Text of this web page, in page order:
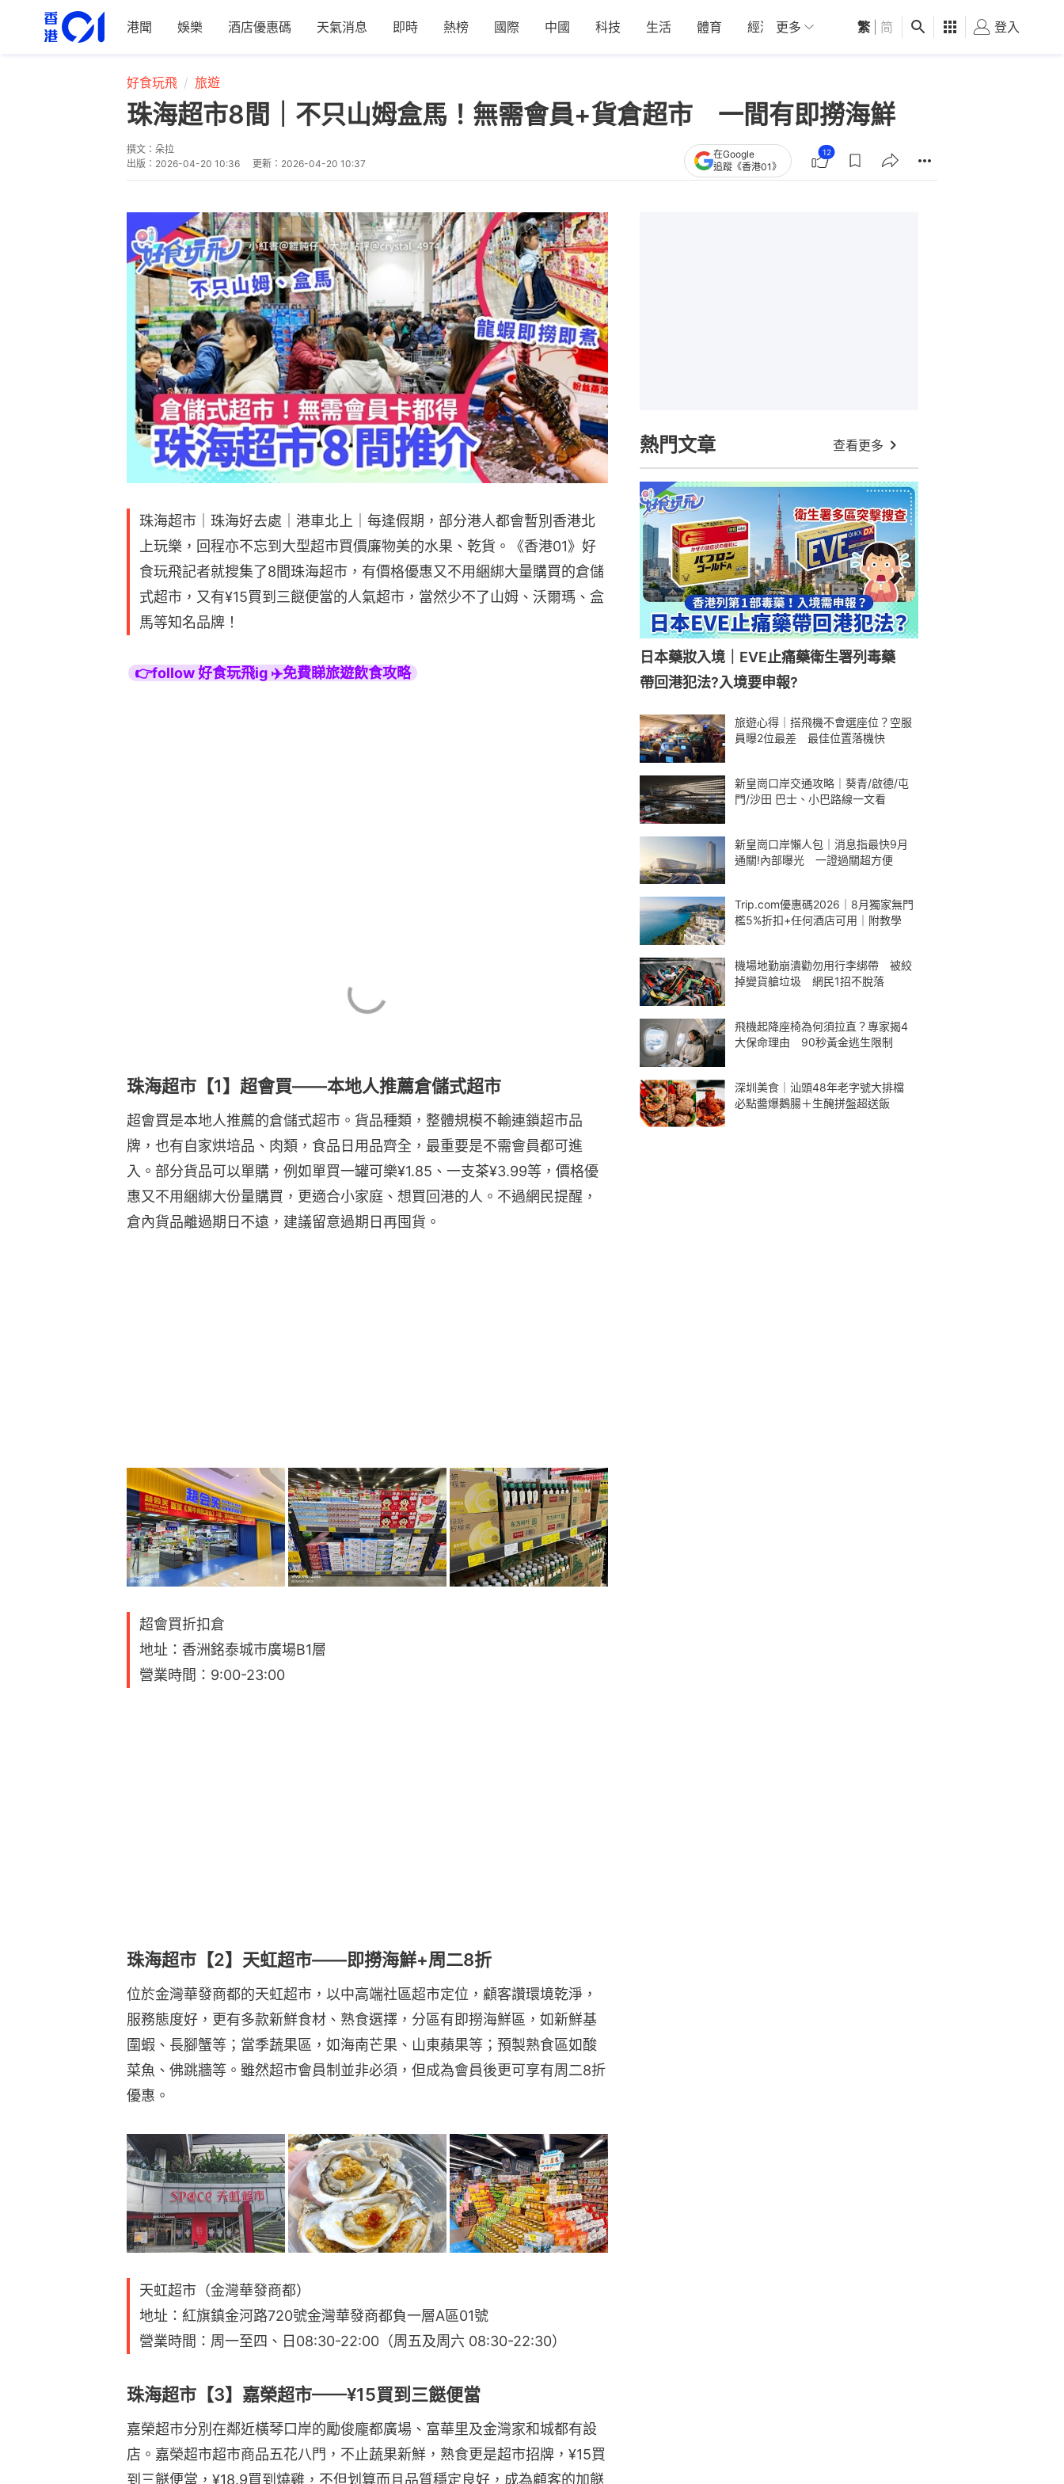
港聞 娛樂 酒店優惠碼 天氣消息 即時 熱榜 國際 中國 科技 生活 體育 經濟 01深圳 觀點 健康 好食玩飛
更多 繁 简 登入
好食玩飛 旅遊
珠海超市8間｜不只山姆盒馬！無需會員+貨倉超市 一間有即撈海鮮
撰文： 朵拉
出版： 2026-04-20 10:36 更新： 2026-04-20 10:37
在Google
追蹤《香港01》
12
珠海超市｜珠海好去處｜港車北上｜每逢假期，部分港人都會暫別香港北
上玩樂，回程亦不忘到大型超市買價廉物美的水果、乾貨。《香港01》好
食玩飛記者就搜集了8間珠海超市，有價格優惠又不用綑綁大量購買的倉儲
式超市，又有¥15買到三餸便當的人氣超市，當然少不了山姆、沃爾瑪、盒
馬等知名品牌！
👉follow 好食玩飛ig ✈️免費睇旅遊飲食攻略
珠海超市【1】超會買——本地人推薦倉儲式超市
超會買是本地人推薦的倉儲式超市。貨品種類，整體規模不輸連鎖超市品
牌，也有自家烘培品、肉類，食品日用品齊全，最重要是不需會員都可進
入。部分貨品可以單購，例如單買一罐可樂¥1.85、一支茶¥3.99等，價格優
惠又不用綑綁大份量購買，更適合小家庭、想買回港的人。不過網民提醒，
倉內貨品離過期日不遠，建議留意過期日再囤貨。
超會買折扣倉
地址：香洲銘泰城市廣場B1層
營業時間：9:00-23:00
珠海超市【2】天虹超市——即撈海鮮+周二8折
位於金灣華發商都的天虹超市，以中高端社區超市定位，顧客讚環境乾淨，
服務態度好，更有多款新鮮食材、熟食選擇，分區有即撈海鮮區，如新鮮基
圍蝦、長腳蟹等；當季蔬果區，如海南芒果、山東蘋果等；預製熟食區如酸
菜魚、佛跳牆等。雖然超市會員制並非必須，但成為會員後更可享有周二8折
優惠。
天虹超市（金灣華發商都）
地址：紅旗鎮金河路720號金灣華發商都負一層A區01號
營業時間：周一至四、日08:30-22:00（周五及周六 08:30-22:30）
珠海超市【3】嘉榮超市——¥15買到三餸便當
嘉榮超市分別在鄰近橫琴口岸的勵俊龐都廣場、富華里及金灣家和城都有設
店。嘉榮超市超市商品五花八門，不止蔬果新鮮，熟食更是超市招牌，¥15買
到三餸便當，¥18.9買到燒雞，不但划算而且品質穩定良好，成為顧客的加餸
熱門文章 查看更多
日本藥妝入境｜EVE止痛藥衛生署列毒藥
帶回港犯法?入境要申報?
旅遊心得｜搭飛機不會選座位？空服
員曝2位最差 最佳位置落機快
新皇崗口岸交通攻略｜葵青/啟德/屯
門/沙田 巴士、小巴路線一文看
新皇崗口岸懶人包｜消息指最快9月
通關!內部曝光 一證過關超方便
Trip.com優惠碼2026｜8月獨家無門
檻5%折扣+任何酒店可用｜附教學
機場地勤崩潰勸勿用行李綁帶 被絞
掉變貨艙垃圾 網民1招不脫落
飛機起降座椅為何須拉直？專家揭4
大保命理由 90秒黃金逃生限制
深圳美食｜汕頭48年老字號大排檔
必點醬爆鵝腸＋生醃拼盤超送飯